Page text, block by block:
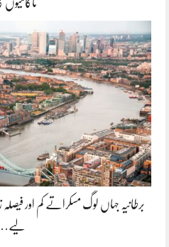
برطانیہ جہاں لوگ مسکراتے کم اور
لیے…